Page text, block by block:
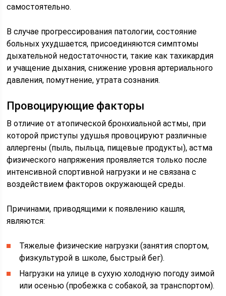
самостоятельно.
В случае прогрессирования патологии, состояние
больных ухудшается, присоединяются симптомы
дыхательной недостаточности, такие как тахикардия
и учащение дыхания, снижение уровня артериального
давления, помутнение, утрата сознания.
Провоцирующие факторы
В отличие от атопической бронхиальной астмы, при
которой приступы удушья провоцируют различные
аллергены (пыль, пыльца, пищевые продукты), астма
физического напряжения проявляется только после
интенсивной спортивной нагрузки и не связана с
воздействием факторов окружающей среды.
Причинами, приводящими к появлению кашля,
являются:
Тяжелые физические нагрузки (занятия спортом,
физкультурой в школе, быстрый бег).
Нагрузки на улице в сухую холодную погоду зимой
или осенью (пробежка с собакой, за транспортом).